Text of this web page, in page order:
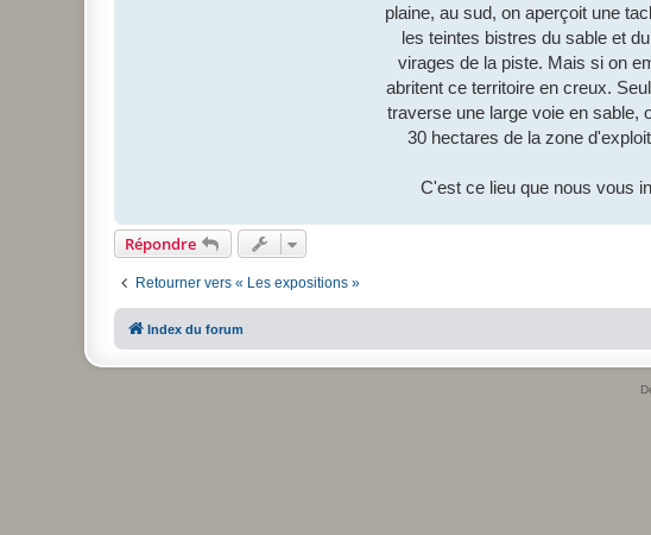
plaine, au sud, on aperçoit une
les teintes bistres du sable et
virages de la piste. Mais si on
abritent ce territoire en creux.
traverse une large voie en sable,
30 hectares de la zone
C'est ce lieu que nous vous
Répondre
Retourner vers « Les expositions »
Index du forum